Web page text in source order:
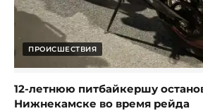
ПРОИСШЕСТВИЯ
12-летнюю питбайкершу
Нижнекамске во время рейда